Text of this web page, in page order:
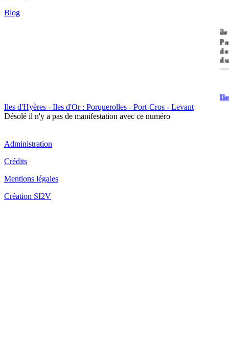
Blog
île
Iles d'Hyères - Iles d'Or : Porquerolles - Port-Cros - Levant
Désolé il n'y a pas de manifestation avec ce numéro
Administration
Crédits
Mentions légales
Création SI2V